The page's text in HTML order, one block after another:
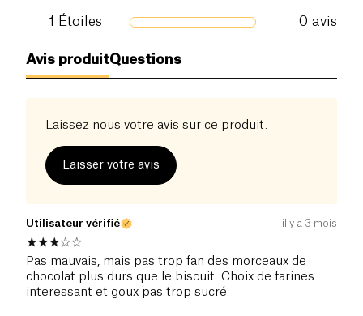
Sel (g) 0.41 g
1 Étoiles 0 avis
Avis produitQuestions
Laissez nous votre avis sur ce produit.
Laisser votre avis
Utilisateur vérifié il y a 3 mois
Pas mauvais, mais pas trop fan des morceaux de
chocolat plus durs que le biscuit. Choix de farines
interessant et goux pas trop sucré.